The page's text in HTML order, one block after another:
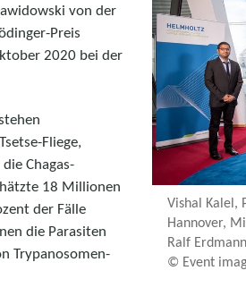
Vishal Kalel,
Hannover,
Ralf
© Event
von der
Preis
2020 bei der
Fliege,
Chagas-
18 Millionen
der Fälle
die Parasiten
Trypanosomen-